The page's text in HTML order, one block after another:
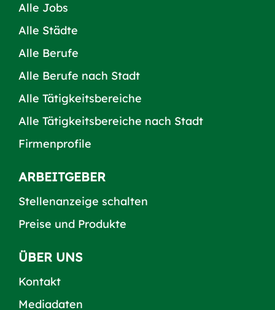
Alle Jobs
Alle Städte
Alle Berufe
Alle Berufe nach Stadt
Alle Tätigkeitsbereiche
Alle Tätigkeitsbereiche nach Stadt
Firmenprofile
ARBEITGEBER
Stellenanzeige schalten
Preise und Produkte
ÜBER UNS
Kontakt
Mediadaten